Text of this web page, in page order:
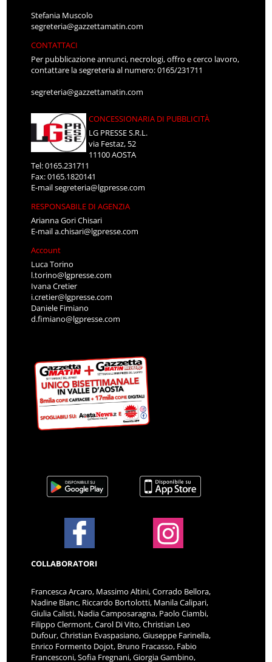
Stefania Muscolo
segreteria@gazzettamatin.com
CONTATTACI
Per pubblicazione annunci, necrologi, offro e cerco lavoro,
contattare la segreteria al numero: 0165/231711
segreteria@gazzettamatin.com
CONCESSIONARIA DI PUBBLICITÀ
LG PRESSE S.R.L.
via Festaz, 52
11100 AOSTA
Tel: 0165.231711
Fax: 0165.1820141
E-mailsegreteria@lgpresse.com
RESPONSABILE DI AGENZIA
Arianna Gori Chisari
E-maila.chisari@lgpresse.com
Account
Luca Torino
l.torino@lgpresse.com
Ivana Cretier
i.cretier@lgpresse.com
Daniele Fimiano
d.fimiano@lgpresse.com
COLLABORATORI
Francesca Arcaro, Massimo Altini, Corrado Bellora,
Nadine Blanc, Riccardo Bortolotti, Manila Calipari,
Giulia Calisti, Nadia Camposaragna, Paolo Ciambi,
Filippo Clermont, Carol Di Vito, Christian Leo
Dufour, Christian Evaspasiano, Giuseppe Farinella,
Enrico Formento Dojot, Bruno Fracasso, Fabio
Francesconi, Sofia Fregnani, Giorgia Gambino,